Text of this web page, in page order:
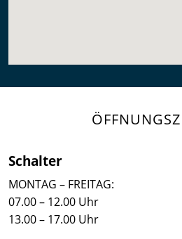
Schalter
MONTAG – FREITAG:
07.00 – 12.00 Uhr
13.00 – 17.00 Uhr